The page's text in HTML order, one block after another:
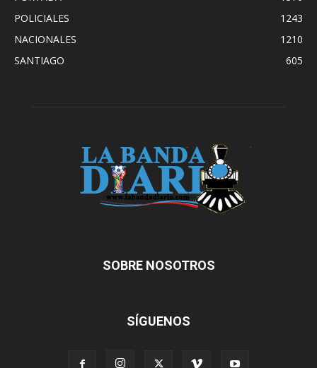
POLICIALES
1243
NACIONALES
1210
SANTIAGO
605
SOBRE NOSOTROS
SÍGUENOS